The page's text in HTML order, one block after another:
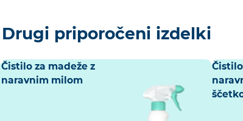
Drugi priporočeni izdelki
Čistilo za madeže z
naravnim milom